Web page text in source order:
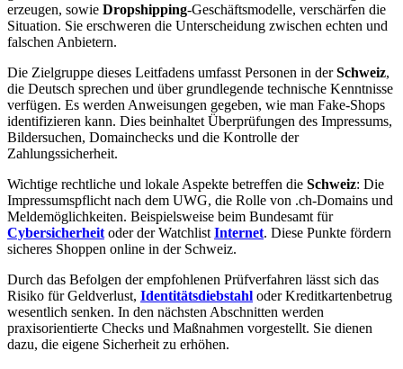
erzeugen, sowie Dropshipping-Geschäftsmodelle, verschärfen die
Situation. Sie erschweren die Unterscheidung zwischen echten und
falschen Anbietern.
Die Zielgruppe dieses Leitfadens umfasst Personen in derSchweiz,
die Deutsch sprechen und über grundlegende technische Kenntnisse
verfügen. Es werden Anweisungen gegeben, wie man Fake-Shops
identifizieren kann. Dies beinhaltet Überprüfungen des Impressums,
Bildersuchen, Domainchecks und die Kontrolle der
Zahlungssicherheit.
Wichtige rechtliche und lokale Aspekte betreffen die Schweiz: Die
Impressumspflicht nach dem UWG, die Rolle von .ch-Domains und
Meldemöglichkeiten. Beispielsweise beim Bundesamt für
Cybersicherheit oder der Watchlist Internet. Diese Punkte fördern
sicheres Shoppen online in der Schweiz.
Durch das Befolgen der empfohlenen Prüfverfahren lässt sich das
Risiko für Geldverlust, Identitätsdiebstahl oder Kreditkartenbetrug
wesentlich senken. In den nächsten Abschnitten werden
praxisorientierte Checks und Maßnahmen vorgestellt. Sie dienen
dazu, die eigene Sicherheit zu erhöhen.